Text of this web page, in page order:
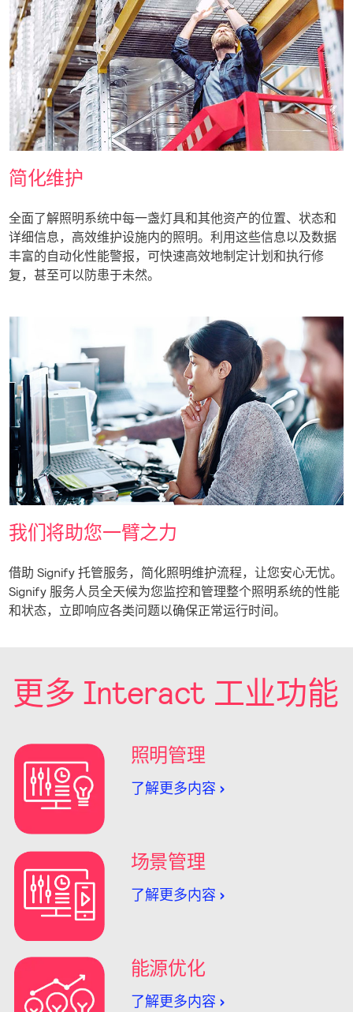
简化维护
全面了解照明系统中每一盏灯具和其他资产的位置、状态和
详细信息，高效维护设施内的照明。利用这些信息以及数据
丰富的自动化性能警报，可快速高效地制定计划和执行修
复，甚至可以防患于未然。
我们将助您一臂之力
借助 Signify 托管服务，简化照明维护流程，让您安心无忧。
Signify 服务人员全天候为您监控和管理整个照明系统的性能
和状态，立即响应各类问题以确保正常运行时间。
更多 Interact 工业功能
照明管理
了解更多内容
场景管理
了解更多内容
能源优化
了解更多内容